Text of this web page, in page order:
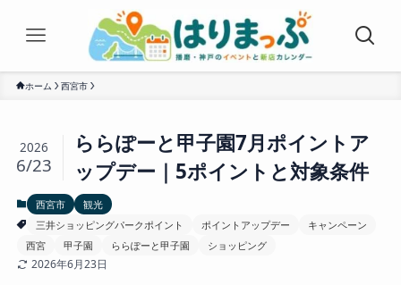
ホーム 西宮市
ららぽーと甲子園7月ポイントア
ップデー｜5ポイントと対象条件
2026
6/23
西宮市
観光
三井ショッピングパークポイント
ポイントアップデー
キャンペーン
西宮
甲子園 ららぽーと甲子園 ショッピング
2026年6月23日